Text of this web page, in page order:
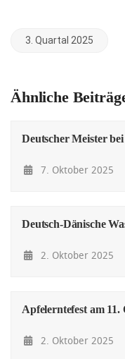
3. Quartal 2025
Ähnliche
Deutscher Meister
7. Oktober 2025
Deutsch-Dänische
2. Oktober 2025
Apfelerntefest am
2. Oktober 2025